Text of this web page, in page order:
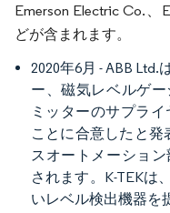
Emerson Electric Co.、
どが含まれます。
2020年6月 - ABB
ー、磁気レベルゲ
ミッターのサプラ
ことに合意したと発
スオートメーショ
されます。K-TEKは
いレベル検出機器を